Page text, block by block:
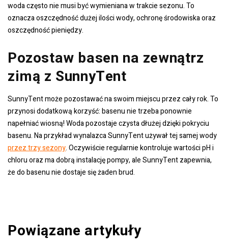
woda często nie musi być wymieniana w trakcie sezonu. To
oznacza oszczędność dużej ilości wody, ochronę środowiska oraz
oszczędność pieniędzy.
Pozostaw basen na zewnątrz
zimą z SunnyTent
SunnyTent może pozostawać na swoim miejscu przez cały rok. To
przynosi dodatkową korzyść: basenu nie trzeba ponownie
napełniać wiosną! Woda pozostaje czysta dłużej dzięki pokryciu
basenu. Na przykład wynalazca SunnyTent używał tej samej wody
przez trzy sezony. Oczywiście regularnie kontroluje wartości pH i
chloru oraz ma dobrą instalację pompy, ale SunnyTent zapewnia,
że do basenu nie dostaje się żaden brud.
Powiązane artykuły